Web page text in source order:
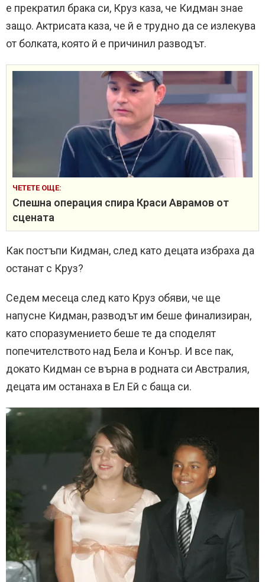
е прекратил брака си, Круз каза, че Кидман знае
защо. Актрисата каза, че й е трудно да се излекува
от болката, която й е причинил разводът.
ЧЕТЕТЕ ОЩЕ:
Спешна операция спира Краси Аврамов от
сцената
Как постъпи Кидман, след като децата избраха да
останат с Круз?
Седем месеца след като Круз обяви, че ще
напусне Кидман, разводът им беше финализиран,
като споразумението беше те да споделят
попечителството над Бела и Конър. И все пак,
докато Кидман се върна в родната си Австралия,
децата им останаха в Ел Ей с баща си.